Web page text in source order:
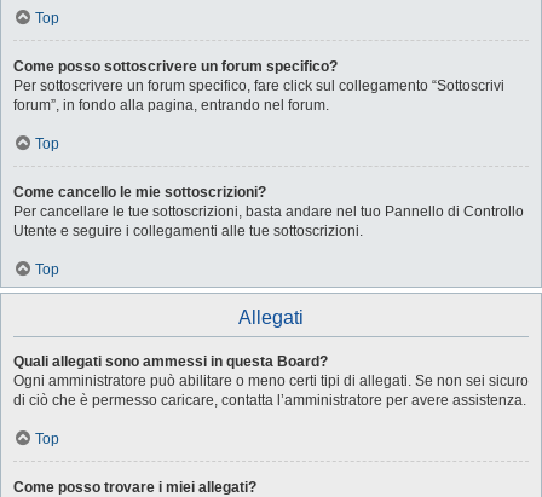
Top
Come posso sottoscrivere un forum specifico?
Per sottoscrivere un forum specifico, fare click sul collegamento “Sottoscrivi
forum”, in fondo alla pagina, entrando nel forum.
Top
Come cancello le mie sottoscrizioni?
Per cancellare le tue sottoscrizioni, basta andare nel tuo Pannello di Controllo
Utente e seguire i collegamenti alle tue sottoscrizioni.
Top
Allegati
Quali allegati sono ammessi in questa Board?
Ogni amministratore può abilitare o meno certi tipi di allegati. Se non sei sicuro
di ciò che è permesso caricare, contatta l’amministratore per avere assistenza.
Top
Come posso trovare i miei allegati?